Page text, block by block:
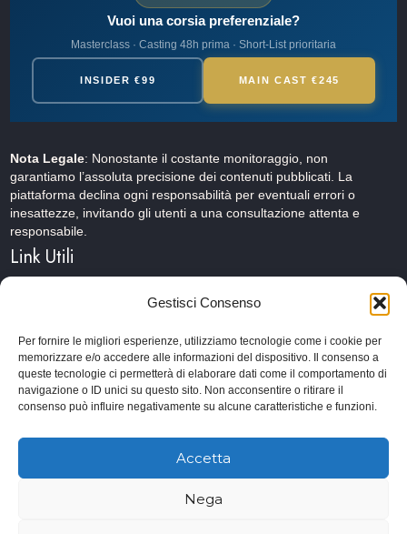
Gestisci Consenso
Per fornire le migliori esperienze, utilizziamo tecnologie come i cookie per
memorizzare e/o accedere alle informazioni del dispositivo. Il consenso a
queste tecnologie ci permetterà di elaborare dati come il comportamento di
navigazione o ID unici su questo sito. Non acconsentire o ritirare il
consenso può influire negativamente su alcune caratteristiche e funzioni.
Accetta
Nega
Vuoi una corsia preferenziale?
Masterclass · Casting 48h prima · Short-List prioritaria
INSIDER €99 MAIN CAST €245
Nota Legale: Nonostante il costante monitoraggio, non
garantiamo l’assoluta precisione dei contenuti pubblicati. La
piattaforma declina ogni responsabilità per eventuali errori o
inesattezze, invitando gli utenti a una consultazione attenta e
responsabile.
Link Utili
CercAttori
Accademia Arte e Spettacolo